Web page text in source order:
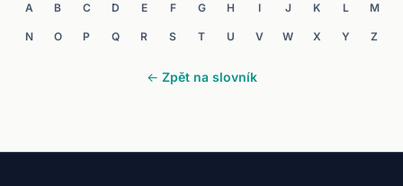
A B C D E F G H I J K L M
N O P Q R S T U V W X Y Z
← Zpět na slovník